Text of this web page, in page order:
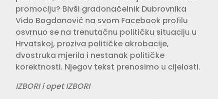
promociju? Bivši gradonačelnik Dubrovnika
Vido Bogdanović na svom Facebook profilu
osvrnuo se na trenutačnu političku situaciju u
Hrvatskoj, proziva političke akrobacije,
dvostruka mjerila i nestanak političke
korektnosti. Njegov tekst prenosimo u cijelosti.
IZBORI i opet IZBORI